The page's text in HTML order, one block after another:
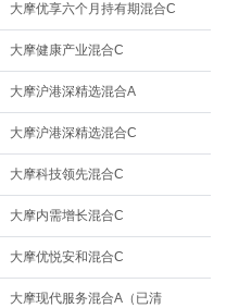
大摩优享六个月持有期混合C
大摩健康产业混合C
大摩沪港深精选混合A
大摩沪港深精选混合C
大摩科技领先混合C
大摩内需增长混合C
大摩优悦安和混合C
大摩现代服务混合A（已清